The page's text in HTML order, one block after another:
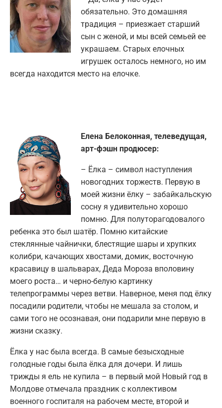
обязательно. Это домашняя
традиция – приезжает старший
сын с женой, и мы всей семьей ее
украшаем. Старых елочных
игрушек осталось немного, но им
всегда находится место на елочке.
Елена Белоконная, телеведущая,
арт-фэшн продюсер:
– Ёлка – символ наступления
новогодних торжеств. Первую в
моей жизни ёлку – забайкальскую
сосну я удивительно хорошо
помню. Для полуторагодовалого
ребенка это был шатёр. Помню китайские
стеклянные чайнички, блестящие шары и хрупких
колибри, качающих хвостами, домик, восточную
красавицу в шальварах, Деда Мороза вполовину
моего роста… и черно-белую картинку
телепрограммы через ветви. Наверное, меня под ёлку
посадили родители, чтобы не мешала за столом, и
сами того не осознавая, они подарили мне первую в
жизни сказку.
Ёлка у нас была всегда. В самые безысходные
голодные годы была ёлка для дочери. И лишь
трижды я ель не купила – в первый мой Новый год в
Молдове отмечала праздник с коллективом
военного госпиталя на рабочем месте, второй и